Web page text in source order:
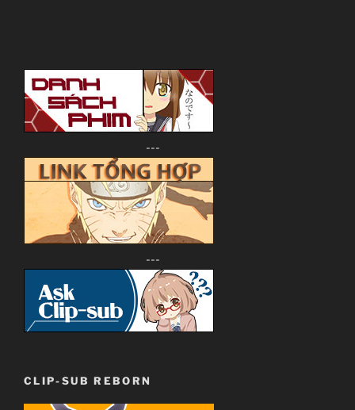
---
---
CLIP-SUB REBORN